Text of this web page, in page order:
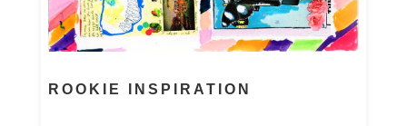
ROOKIE INSPIRATION